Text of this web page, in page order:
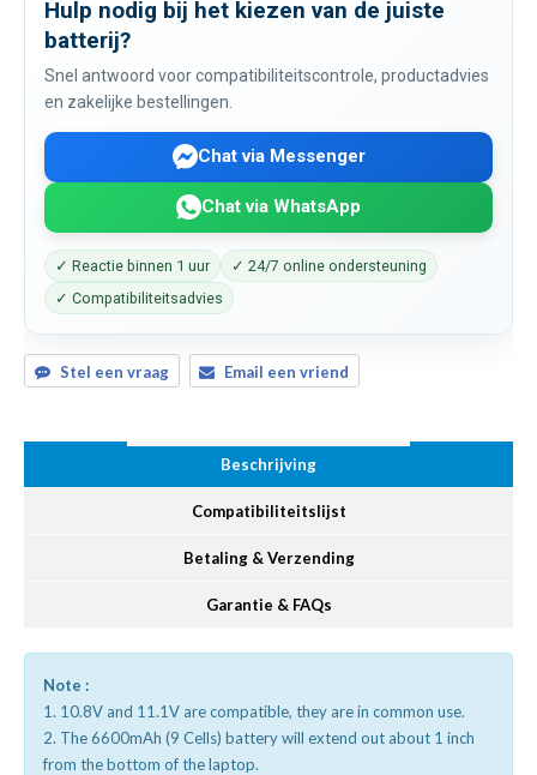
Hulp nodig bij het kiezen van de juiste
batterij?
Snel antwoord voor compatibiliteitscontrole, productadvies
en zakelijke bestellingen.
Chat via Messenger
Chat via WhatsApp
✓ Reactie binnen 1 uur
✓ 24/7 online ondersteuning
✓ Compatibiliteitsadvies
Stel een vraag Email een vriend
Beschrijving
Compatibiliteitslijst
Betaling & Verzending
Garantie & FAQs
Note :
1. 10.8V and 11.1V are compatible, they are in common use.
2. The 6600mAh (9 Cells) battery will extend out about 1 inch
from the bottom of the laptop.